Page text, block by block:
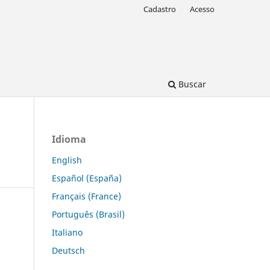
Buscar
Cadastro Acesso
Idioma
English
Español (España)
Français (France)
Português (Brasil)
Italiano
Deutsch